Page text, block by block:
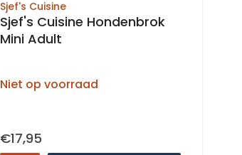
Sjef's Cuisine
Sjef's Cuisine Hondenbrok
Mini Adult
Niet op voorraad
€17,95